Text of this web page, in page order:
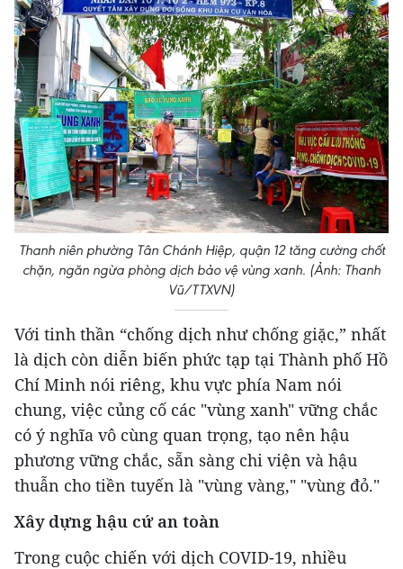
Thanh niên phường Tân Chánh Hiệp, quận 12 tăng cường chốt
chặn, ngăn ngừa phòng dịch bảo vệ vùng xanh. (Ảnh: Thanh
Vũ/TTXVN)
Với tinh thần “chống dịch như chống giặc,” nhất
là dịch còn diễn biến phức tạp tại Thành phố Hồ
Chí Minh nói riêng, khu vực phía Nam nói
chung, việc củng cố các "vùng xanh" vững chắc
có ý nghĩa vô cùng quan trọng, tạo nên hậu
phương vững chắc, sẵn sàng chi viện và hậu
thuẫn cho tiền tuyến là "vùng vàng," "vùng đỏ."
Xây dựng hậu cứ an toàn
Trong cuộc chiến với dịch COVID-19, nhiều